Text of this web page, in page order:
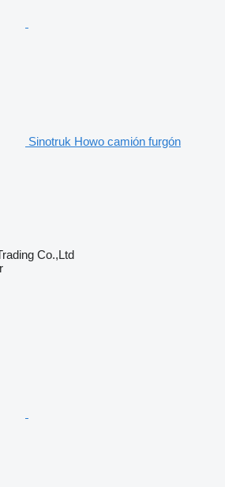
Sinotruk Howo camión furgón
Co.,Ltd